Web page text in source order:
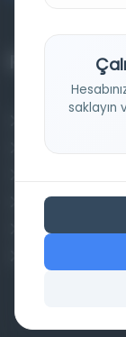
Projelerimiz
Kazakça Metin
Transkripsiyon
Tarihi
saklayın